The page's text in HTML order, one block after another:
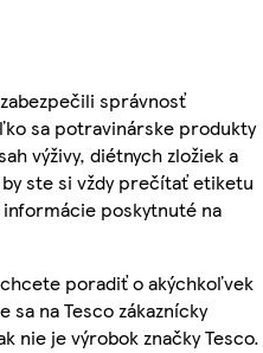
správnosť
sa potravinárske produkty
výživy, diétnych zložiek a
ste si vždy prečítať etiketu
poskytnuté na
poradiť o akýchkoľvek
sa na Tesco zákaznícky
nie je výrobok značky Tesco.